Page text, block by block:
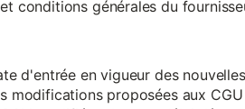
conditions générales du
d'entrée en vigueur des
modifications proposées aux